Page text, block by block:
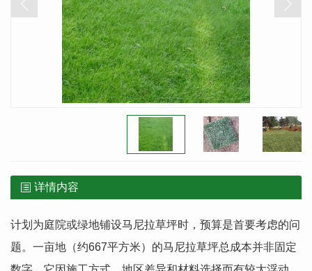
详情内容
计划为庭院或绿地铺设马尼拉草坪时，预算是首要考虑的问
题。一亩地（约667平方米）的马尼拉草坪总成本并非固定